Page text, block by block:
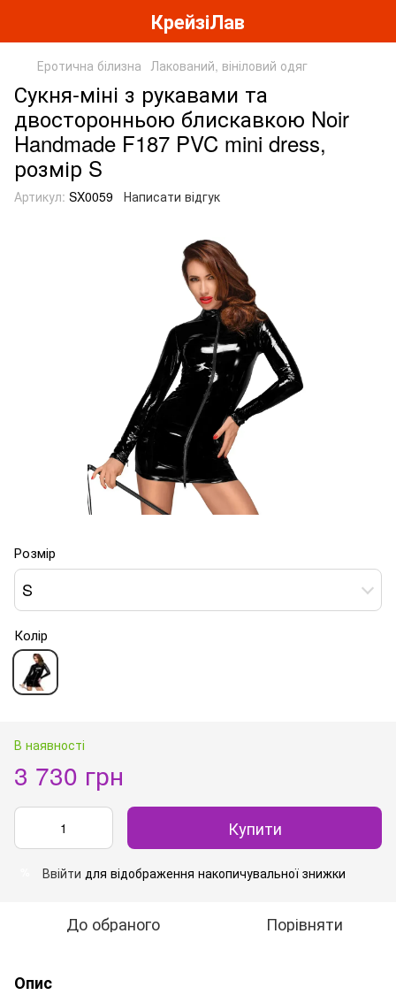
КрейзіЛав
Еротична білизна Лакований, вініловий одяг
Сукня-міні з рукавами та
двосторонньою блискавкою Noir
Handmade F187 PVC mini dress,
розмір S
Артикул: SX0059 Написати відгук
Розмір
S
Колір
В наявності
3 730 грн
Купити
Ввійти для відображення накопичувальної знижки
До обраного Порівняти
Опис